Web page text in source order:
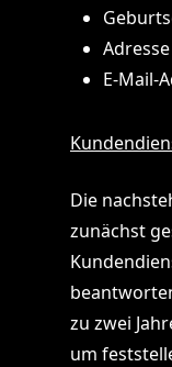
Adresse
E-Mail-
Die
zunächst
zu zwei
um